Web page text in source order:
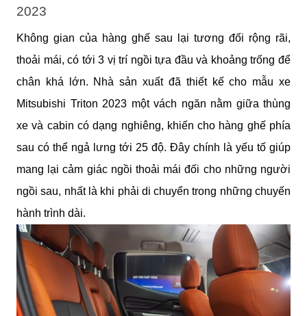
2023
Không gian của hàng ghế sau lại tương đối rộng rãi,
thoải mái, có tới 3 vị trí ngồi tựa đầu và khoảng trống để
chân khá lớn. Nhà sản xuất đã thiết kế cho mẫu xe
Mitsubishi Triton 2023 một vách ngăn nằm giữa thùng
xe và cabin có dạng nghiêng, khiến cho hàng ghế phía
sau có thể ngả lưng tới 25 độ. Đây chính là yếu tố giúp
mang lại cảm giác ngồi thoải mái đối cho những người
ngồi sau, nhất là khi phải di chuyển trong những chuyến
hành trình dài.